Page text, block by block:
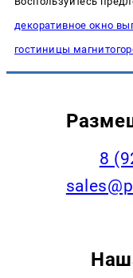
декоративное окно
гостиницы
8